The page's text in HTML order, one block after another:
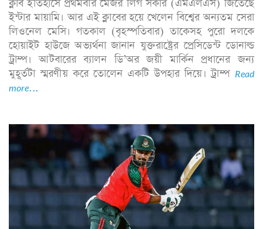
ক্লাব ইতিহাসে প্রথমবার মেজর লিগ সকার (এমএলএস) জিতেছে
ইন্টার মায়ামি। আর এই ক্লাবের হয়ে খেলেন বিশ্বের অন্যতম সেরা
লিওনেল মেসি। গতকাল (বৃহস্পতিবার) তাকেসহ পুরো দলকে
হোয়াইট হাউজে অভ্যর্থনা জানান যুক্তরাষ্ট্রের প্রেসিডেন্ট ডোনাল্ড
ট্রাম্প। আটবারের ব্যালন ডি’অর জয়ী মার্কিন প্রধানের জন্য
মুহূর্তটা স্মরণীয় করে তোলেন একটি উপহার দিয়ে। ট্রাম্প Read
more...